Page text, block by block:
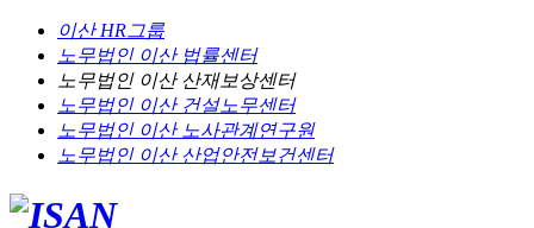
이산 HR그룹
노무법인 이산법률센터
노무법인 이산산재보상센터
노무법인 이산건설노무센터
노무법인 이산노사관계연구원
노무법인 이산산업안전보건센터